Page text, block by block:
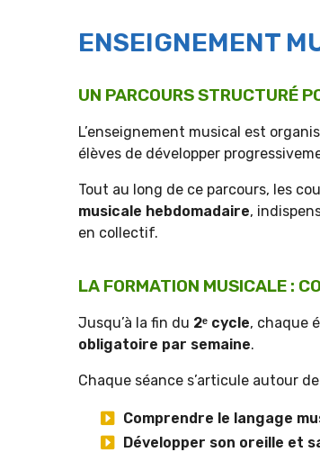
ENSEIGNEMENT
UN PARCOURS STRUCTURÉ
L’enseignement musical est
élèves de développer
Tout au long de ce parcours, les
musicale hebdomadaire,
en collectif.
LA FORMATION MUSICALE :
Jusqu’à la fin du 2ᵉ cycle, chaque
obligatoire par semaine.
Chaque séance s’articule autour
Comprendre le langage
Développer son oreille et